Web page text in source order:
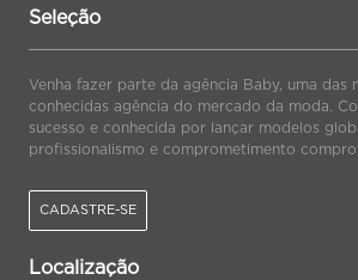
Seleção
Venha fazer parte da agência Baby, uma das
conhecidas agência do mercado da moda.
sucesso e conhecida por lançar modelos
profissionalismo e comprometimento
CADASTRE-SE
Localização